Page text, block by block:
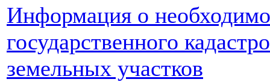
Информация о
государственного
земельных участков